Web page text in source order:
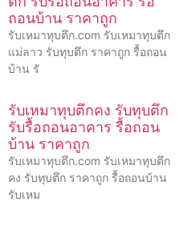
ถอนบ้าน ราคาถูก
รับเหมาทุบตึก.com รับเหมาทุบตึก
แม่ลาว รับทุบตึก ราคาถูก รื้อถอน
บ้าน รั
รับเหมาทุบตึกคง รับทุบตึก
รับรื้อถอนอาคาร รื้อถอน
บ้าน ราคาถูก
รับเหมาทุบตึก.com รับเหมาทุบตึก
คง รับทุบตึก ราคาถูก รื้อถอนบ้าน
รับเหม